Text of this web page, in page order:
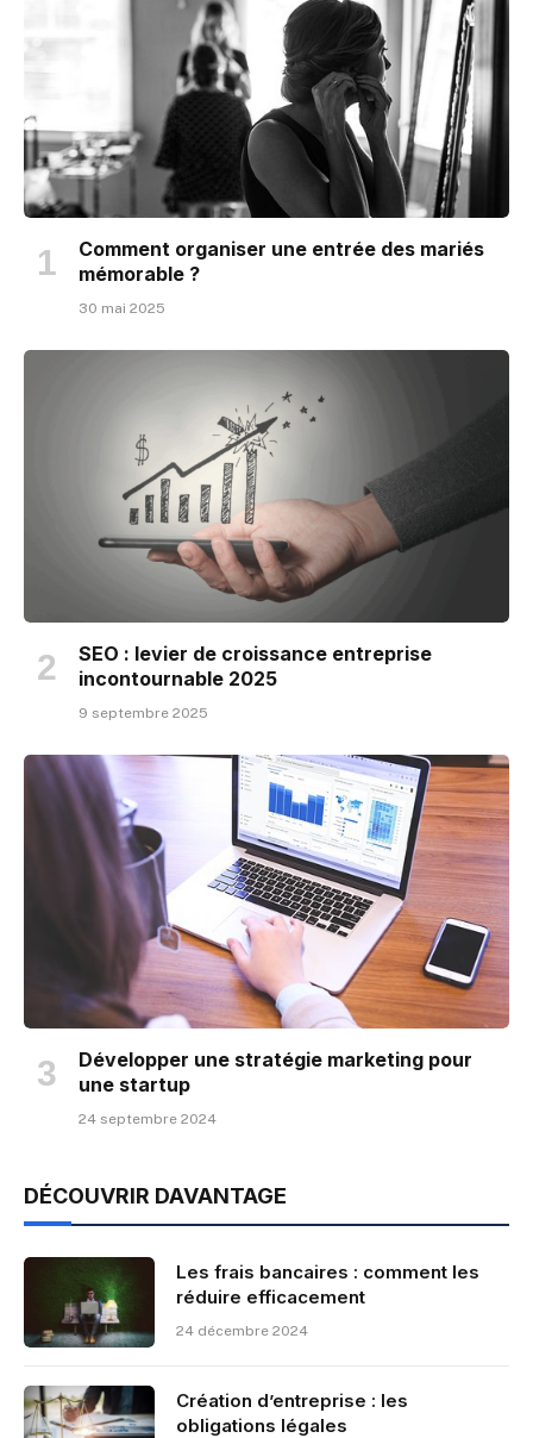
Comment organiser une entrée des mariés
mémorable ?
30 mai 2025
SEO : levier de croissance entreprise
incontournable 2025
9 septembre 2025
Développer une stratégie marketing pour
une startup
24 septembre 2024
DÉCOUVRIR DAVANTAGE
Les frais bancaires : comment les
réduire efficacement
24 décembre 2024
Création d’entreprise : les
obligations légales